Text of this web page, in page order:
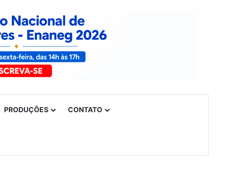
PRODUÇÕES CONTATO